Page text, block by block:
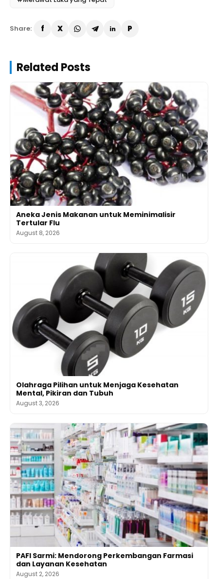
Share:
Related Posts
Aneka Jenis Makanan untuk Meminimalisir
Tertular Flu
August 8, 2026
Olahraga Pilihan untuk Menjaga Kesehatan
Mental, Pikiran dan Tubuh
August 3, 2026
PAFI Sarmi: Mendorong Perkembangan Farmasi
dan Layanan Kesehatan
August 2, 2026